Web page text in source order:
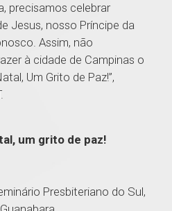
precisamos celebrar
Jesus, nosso Príncipe da
Assim, não
à cidade de Campinas o
Um Grito de Paz!”,
um grito de paz!
Presbiteriano do Sul,